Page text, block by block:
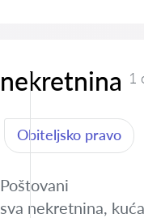
nekretnina 1
Obiteljsko pravo
Poštovani
sva nekretnina,